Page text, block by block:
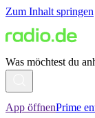
Zum Inhalt springen
Was möchtest du
App öffnenPrime